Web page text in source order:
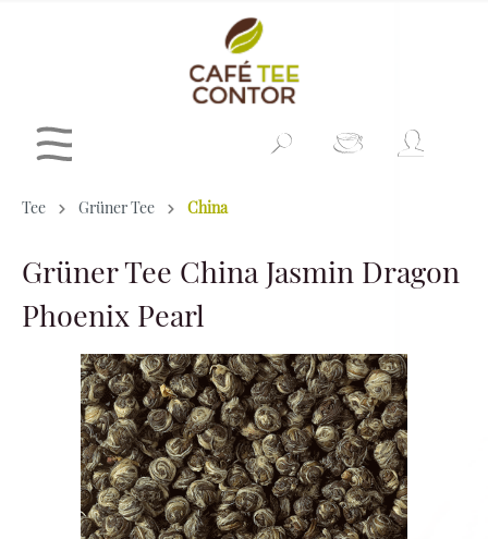
Tee Grüner Tee China
Grüner Tee China Jasmin Dragon
Phoenix Pearl